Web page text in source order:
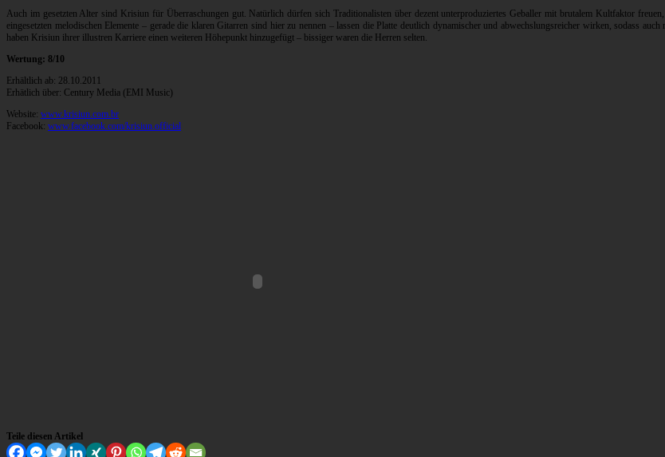
Auch im gesetzten Alter sind Krisiun für Überraschungen gut. Natürlich dürfen sich Traditionalisten über dezent unterproduziertes Geballer mit brutalem Kultfaktor
eingesetzten melodischen Elemente – gerade die klaren Gitarren sind hier zu nennen – lassen die Platte deutlich dynamischer und abwechslungsreicher wirken, sodass
haben Krisiun ihrer illustren Karriere einen weiteren Höhepunkt hinzugefügt – bissiger waren die Herren selten.
Wertung: 8/10
Erhältlich ab: 28.10.2011
Erhätlich über: Century Media (EMI Music)
Website: www.krisiun.com.br
Facebook: www.facebook.com/krisiun.official
Teile diesen Artikel